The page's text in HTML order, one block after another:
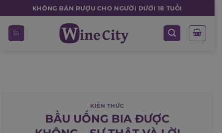
to
content
KHÔNG BÁN RƯỢU CHO NGƯỜI DƯỚI 18 TUỔI
KIẾN THỨC
BẦU UỐNG BIA ĐƯỢC